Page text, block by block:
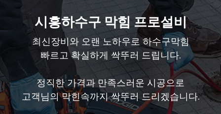
시흥하수구 막힘 프로설비
최신장비와 오랜 노하우로 하수구막힘
빠르고 확실하게 싹뚜러 드립니다.
정직한 가격과 만족스러운 시공으로
고객님의 막힌속까지 싹뚜러 드리겠습니다.